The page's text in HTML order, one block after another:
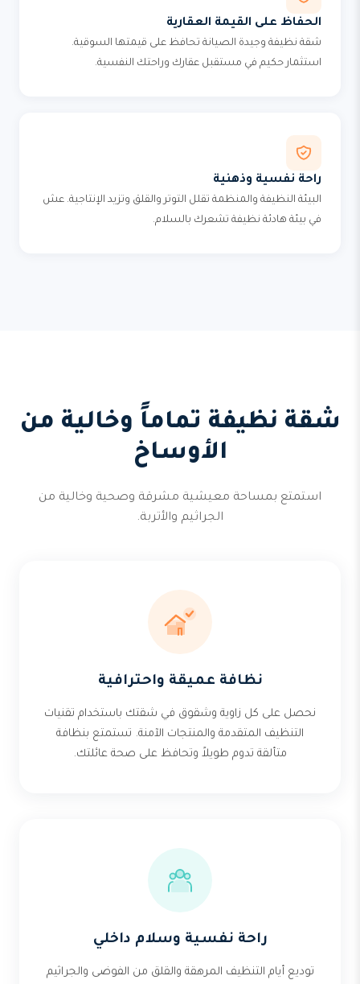
الحفاظ على القيمة العقارية
شقة نظيفة وجيدة الصيانة تحافظ على قيمتها السوقية.
استثمار حكيم في مستقبل عقارك وراحتك النفسية.
راحة نفسية وذهنية
البيئة النظيفة والمنظمة تقلل التوتر والقلق وتزيد الإنتاجية. عش
في بيئة هادئة نظيفة تشعرك بالسلام.
شقة نظيفة تماماً وخالية من
الأوساخ
استمتع بمساحة معيشية مشرقة وصحية وخالية من
الجراثيم والأتربة.
نظافة عميقة واحترافية
نحصل على كل زاوية وشقوق في شقتك باستخدام تقنيات
التنظيف المتقدمة والمنتجات الآمنة. تستمتع بنظافة
متألقة تدوم طويلاً وتحافظ على صحة عائلتك.
راحة نفسية وسلام داخلي
توديع أيام التنظيف المرهقة والقلق من الفوضى والجراثيم